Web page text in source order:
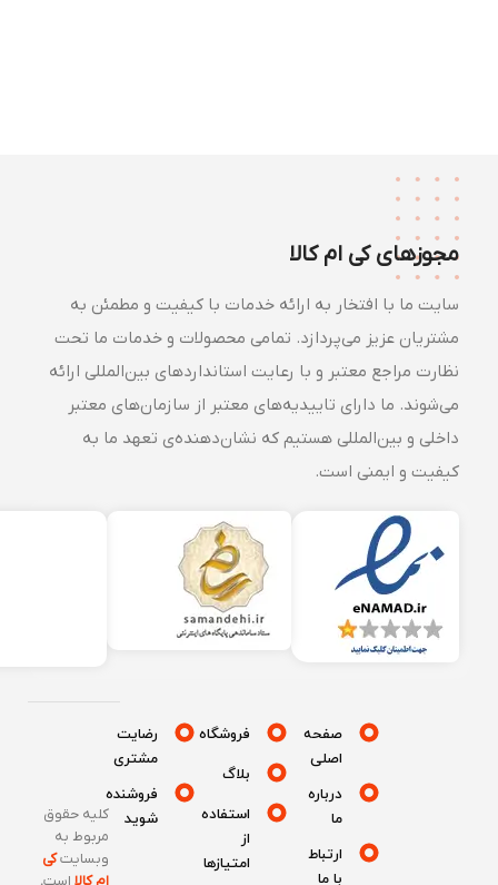
مجوزهای کی ام کالا
سایت ما با افتخار به ارائه خدمات با کیفیت و مطمئن به
مشتریان عزیز می‌پردازد. تمامی محصولات و خدمات ما تحت
نظارت مراجع معتبر و با رعایت استانداردهای بین‌المللی ارائه
می‌شوند. ما دارای تاییدیه‌های معتبر از سازمان‌های معتبر
داخلی و بین‌المللی هستیم که نشان‌دهنده‌ی تعهد ما به
کیفیت و ایمنی است.
صفحه
درباره
ارتباط
فروشگاه
بلاگ
استفاده
امتیازها
رضایت
مشتری
فروشنده
شوید
کلیه حقوق
مربوط به
وبسایتکی
ام کالااست.